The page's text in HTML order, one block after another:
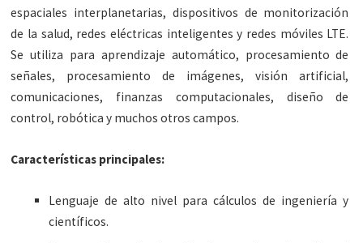
espaciales interplanetarias, dispositivos de monitorización
de la salud, redes eléctricas inteligentes y redes móviles LTE.
Se utiliza para aprendizaje automático, procesamiento de
señales, procesamiento de imágenes, visión artificial,
comunicaciones, finanzas computacionales, diseño de
control, robótica y muchos otros campos.
Características principales:
Lenguaje de alto nivel para cálculos de ingeniería y
científicos.